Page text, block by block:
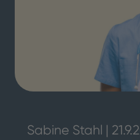
Sabine Stahl |